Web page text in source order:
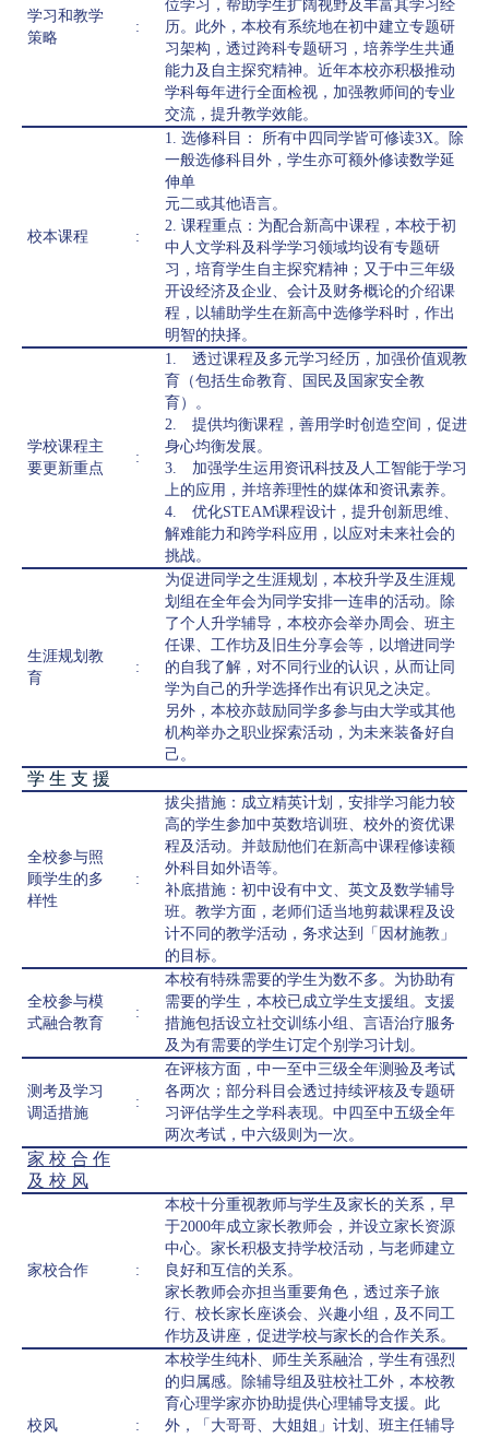
学习和教学
策略
:
位学习，帮助学生扩阔视野及丰富其学习经
历。此外，本校有系统地在初中建立专题研
习架构，透过跨科专题研习，培养学生共通
能力及自主探究精神。近年本校亦积极推动
学科每年进行全面检视，加强教师间的专业
交流，提升教学效能。
校本课程 :
1. 选修科目： 所有中四同学皆可修读3X。除
一般选修科目外，学生亦可额外修读数学延
伸单
元二或其他语言。
2. 课程重点：为配合新高中课程，本校于初
中人文学科及科学学习领域均设有专题研
习，培育学生自主探究精神；又于中三年级
开设经济及企业、会计及财务概论的介绍课
程，以辅助学生在新高中选修学科时，作出
明智的抉择。
学校课程主
要更新重点
:
1. 透过课程及多元学习经历，加强价值观教
育（包括生命教育、国民及国家安全教
育）。
2. 提供均衡课程，善用学时创造空间，促进
身心均衡发展。
3. 加强学生运用资讯科技及人工智能于学习
上的应用，并培养理性的媒体和资讯素养。
4. 优化STEAM课程设计，提升创新思维、
解难能力和跨学科应用，以应对未来社会的
挑战。
生涯规划教
育
:
为促进同学之生涯规划，本校升学及生涯规
划组在全年会为同学安排一连串的活动。除
了个人升学辅导，本校亦会举办周会、班主
任课、工作坊及旧生分享会等，以增进同学
的自我了解，对不同行业的认识，从而让同
学为自己的升学选择作出有识见之决定。
另外，本校亦鼓励同学多参与由大学或其他
机构举办之职业探索活动，为未来装备好自
己。
学 生 支 援
全校参与照
顾学生的多
样性
:
拔尖措施：成立精英计划，安排学习能力较
高的学生参加中英数培训班、校外的资优课
程及活动。并鼓励他们在新高中课程修读额
外科目如外语等。
补底措施：初中设有中文、英文及数学辅导
班。教学方面，老师们适当地剪裁课程及设
计不同的教学活动，务求达到「因材施教」
的目标。
全校参与模
式融合教育
:
本校有特殊需要的学生为数不多。为协助有
需要的学生，本校已成立学生支援组。支援
措施包括设立社交训练小组、言语治疗服务
及为有需要的学生订定个别学习计划。
测考及学习
调适措施
:
在评核方面，中一至中三级全年测验及考试
各两次；部分科目会透过持续评核及专题研
习评估学生之学科表现。中四至中五级全年
两次考试，中六级则为一次。
家 校 合 作
及 校 风
家校合作 :
本校十分重视教师与学生及家长的关系，早
于2000年成立家长教师会，并设立家长资源
中心。家长积极支持学校活动，与老师建立
良好和互信的关系。
家长教师会亦担当重要角色，透过亲子旅
行、校长家长座谈会、兴趣小组，及不同工
作坊及讲座，促进学校与家长的合作关系。
校风 :
本校学生纯朴、师生关系融洽，学生有强烈
的归属感。除辅导组及驻校社工外，本校教
育心理学家亦协助提供心理辅导支援。此
外，「大哥哥、大姐姐」计划、班主任辅导